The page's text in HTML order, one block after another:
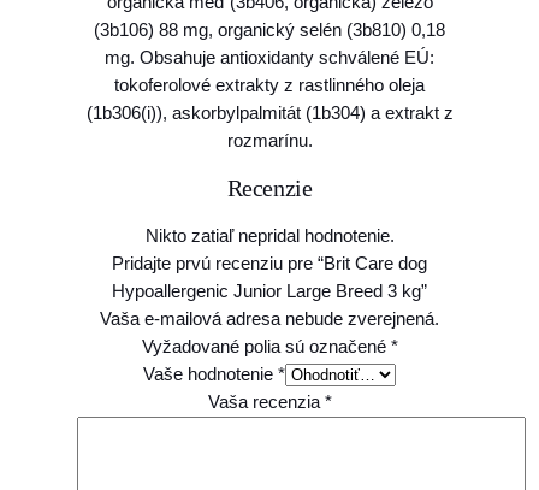
e
e
d
3
k
(3b106) 88 mg, organický selén (3b810) 0,18
mg. Obsahuje antioxidanty schválené EÚ:
tokoferolové extrakty z rastlinného oleja
(1b306(i)), askorbylpalmitát (1b304) a extrakt z
rozmarínu.
Recenzie
Nikto zatiaľ nepridal hodnotenie.
Pridajte prvú recenziu pre “Brit Care dog
Hypoallergenic Junior Large Breed 3 kg”
Vaša e-mailová adresa nebude zverejnená.
Vyžadované polia sú označené *
Vaše hodnotenie *
Vaša recenzia *